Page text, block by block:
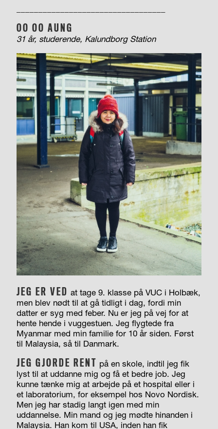
OO OO AUNG
31 år, studerende, Kalundborg Station
JEG ER VED at tage 9. klasse på VUC i Holbæk,
men blev nødt til at gå tidligt i dag, fordi min
datter er syg med feber. Nu er jeg på vej for at
hente hende i vuggestuen. Jeg flygtede fra
Myanmar med min familie for 10 år siden. Først
til Malaysia, så til Danmark.
JEG GJORDE RENT på en skole, indtil jeg fik
lyst til at uddanne mig og få et bedre job. Jeg
kunne tænke mig at arbejde på et hospital eller i
et laboratorium, for eksempel hos Novo Nordisk.
Men jeg har stadig langt igen med min
uddannelse. Min mand og jeg mødte hinanden i
Malaysia. Han kom til USA, inden han fik